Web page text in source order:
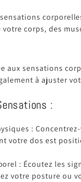
corps, des
aux sensations
à ajuster
:
:
votre dos est
: Écoutez les
votre posture ou